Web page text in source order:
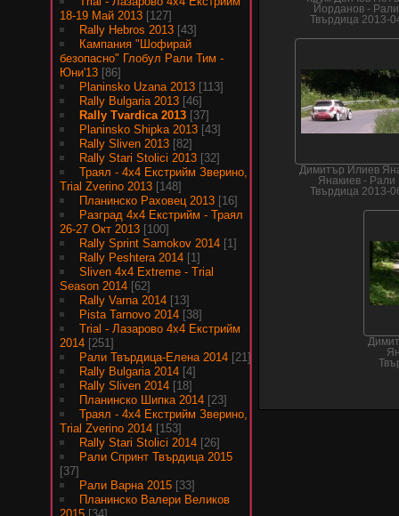
18-19 Май 2013 [127]
Rally Hebros 2013 [43]
Кампания "Шофирай
безопасно" Глобул Рали Тим -
Юни'13 [86]
Planinsko Uzana 2013 [113]
Rally Bulgaria 2013 [46]
Rally Tvardica 2013 [37]
Planinsko Shipka 2013 [43]
Rally Sliven 2013 [82]
Rally Stari Stolici 2013 [32]
Траял - 4х4 Екстрийм Зверино,
Trial Zverino 2013 [148]
Планинско Раховец 2013 [16]
Разград 4х4 Екстрийм - Траял
26-27 Окт 2013 [100]
Rally Sprint Samokov 2014 [1]
Rally Peshtera 2014 [1]
Sliven 4x4 Extreme - Trial
Season 2014 [62]
Rally Varna 2014 [13]
Pista Tarnovo 2014 [38]
Trial - Лазарово 4х4 Екстрийм
2014 [251]
Рали Твърдица-Елена 2014 [21]
Rally Bulgaria 2014 [4]
Rally Sliven 2014 [18]
Планинско Шипка 2014 [23]
Траял - 4х4 Екстрийм Зверино,
Trial Zverino 2014 [153]
Rally Stari Stolici 2014 [26]
Рали Спринт Твърдица 2015
[37]
Рали Варна 2015 [33]
Планинско Валери Великов
Йорданов - Рали
Твърдица 2013-
Димитър Илиев
Янакиев - Рали
Твърдица 2013-